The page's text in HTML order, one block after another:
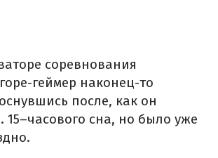
соревнования
геймер наконец-то
после, как он
15–часового сна, но было уже